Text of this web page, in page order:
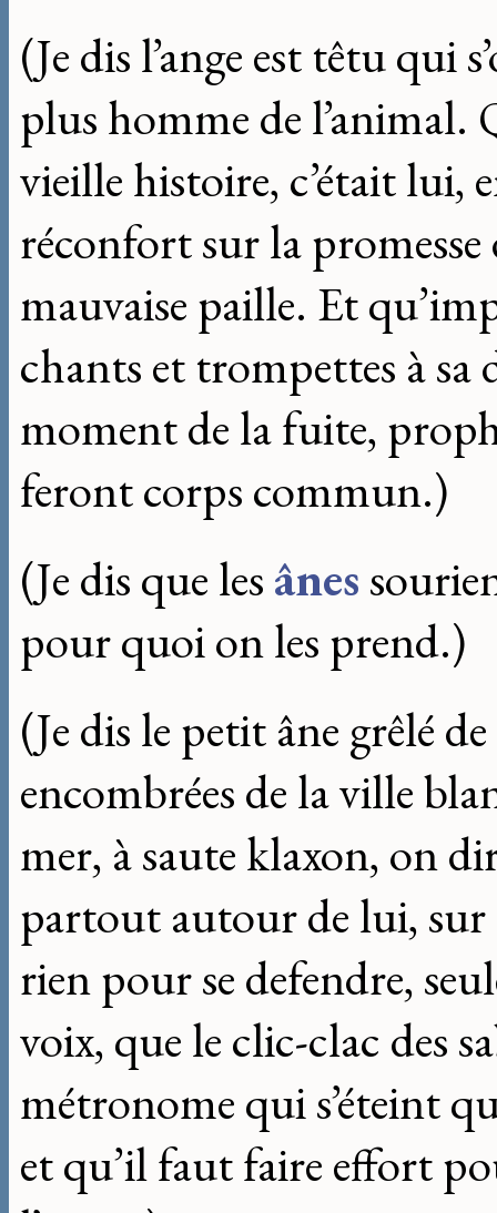
(Je dis l’ange est têtu qui
plus homme de l’animal.
vieille histoire, c’était lui,
réconfort sur la promesse
mauvaise paille. Et
chants et trompettes à
moment de la fuite,
feront corps commun.)
(Je dis que lesânes
pour quoi on les prend.)
(Je dis le petit âne grêlé
encombrées de la ville
mer, à saute klaxon, on
partout autour de lui,
rien pour se defendre,
voix, que le clic-clac des
métronome qui s’éteint
et qu’il faut faire effort